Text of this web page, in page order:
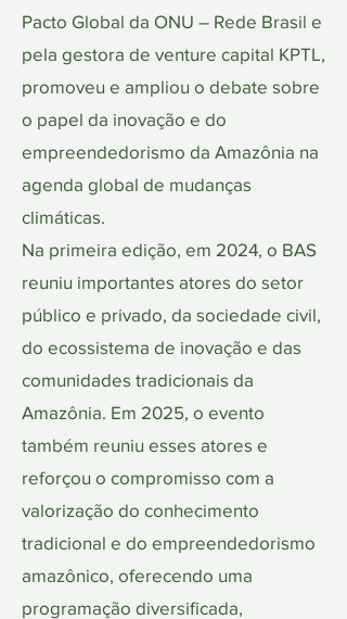
Pacto Global da ONU – Rede Brasil e
pela gestora de venture capital KPTL,
promoveu e ampliou o debate sobre
o papel da inovação e do
empreendedorismo da Amazônia na
agenda global de mudanças
climáticas.
Na primeira edição, em 2024, o BAS
reuniu importantes atores do setor
público e privado, da sociedade civil,
do ecossistema de inovação e das
comunidades tradicionais da
Amazônia. Em 2025, o evento
também reuniu esses atores e
reforçou o compromisso com a
valorização do conhecimento
tradicional e do empreendedorismo
amazônico, oferecendo uma
programação diversificada,